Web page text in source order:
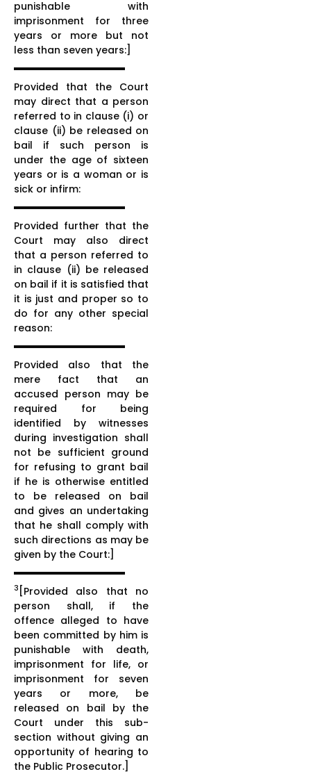
punishable with
imprisonment for three
years or more but not
less than seven years:]
Provided that the Court
may direct that a person
referred to in clause (i) or
clause (ii) be released on
bail if such person is
under the age of sixteen
years or is a woman or is
sick or infirm:
Provided further that the
Court may also direct
that a person referred to
in clause (ii) be released
on bail if it is satisfied that
it is just and proper so to
do for any other special
reason:
Provided also that the
mere fact that an
accused person may be
required for being
identified by witnesses
during investigation shall
not be sufficient ground
for refusing to grant bail
if he is otherwise entitled
to be released on bail
and gives an undertaking
that he shall comply with
such directions as may be
given by the Court:]
3 [Provided also that no
person shall, if the
offence alleged to have
been committed by him is
punishable with death,
imprisonment for life, or
imprisonment for seven
years or more, be
released on bail by the
Court under this sub-
section without giving an
opportunity of hearing to
the Public Prosecutor.]